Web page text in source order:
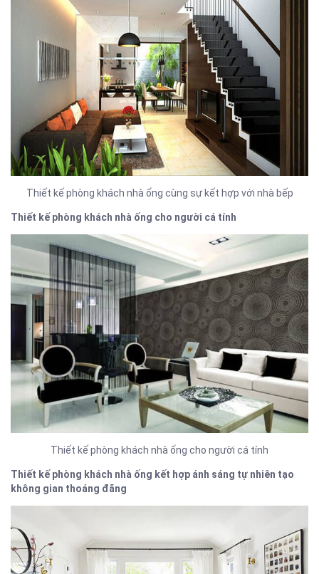
Thiết kế phòng khách nhà ống cùng sự kết hợp với nhà bếp
Thiết kế phòng khách nhà ống cho người cá tính
Thiết kế phòng khách nhà ống cho người cá tính
Thiết kế phòng khách nhà ống kết hợp ánh sáng tự nhiên tạo
không gian thoáng đãng